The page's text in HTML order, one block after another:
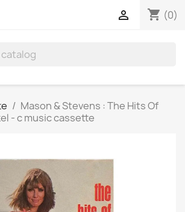
shopping_cart (0)

Mason & Stevens : The Hits Of
- c music cassette